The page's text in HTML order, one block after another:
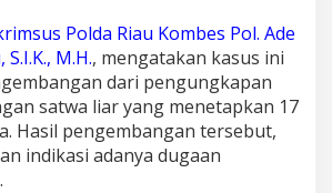
,
P
o
l
d
a
R
Polda Riau Kombes Pol. Ade
M.H., mengatakan kasus ini
dari pengungkapan
satwa liar yang menetapkan 17
Hasil pengembangan tersebut,
indikasi adanya dugaan